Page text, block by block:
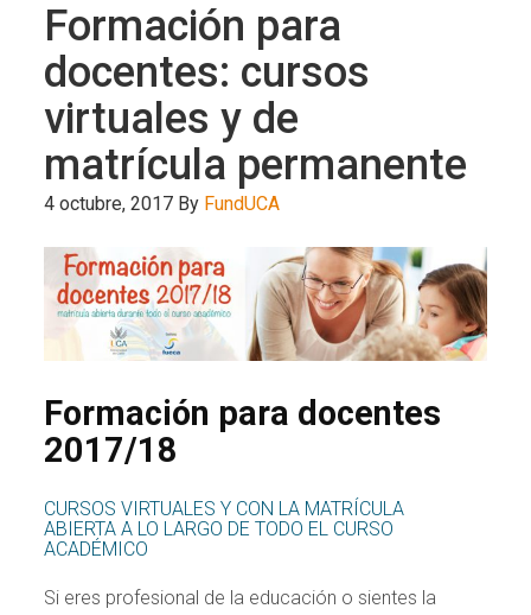
Formación para
docentes: cursos
virtuales y de
matrícula permanente
4 octubre, 2017 By FundUCA
Formación para docentes
2017/18
CURSOS VIRTUALES Y CON LA MATRÍCULA
ABIERTA A LO LARGO DE TODO EL CURSO
ACADÉMICO
Si eres profesional de la educación o sientes la